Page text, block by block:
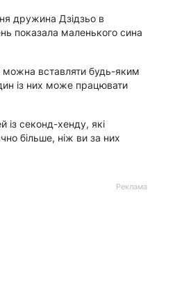
дружина Дзідзьо в
показала маленького сина
можна вставляти будь-яким
із них може працювати
із секонд-хенду, які
більше, ніж ви за них
Реклама